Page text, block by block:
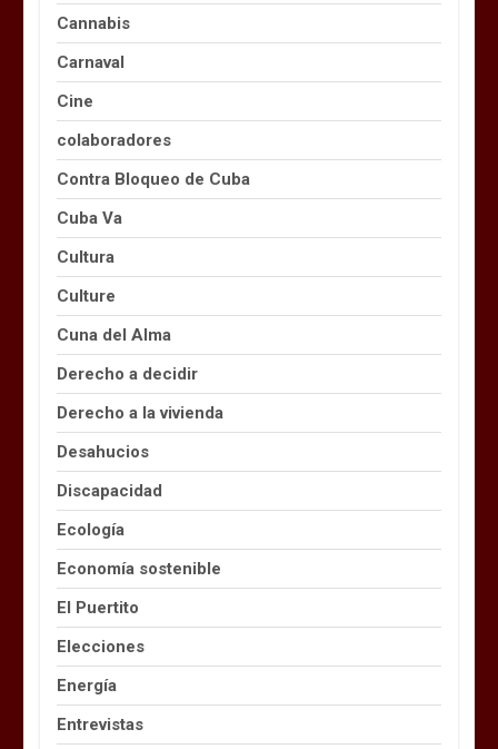
Cannabis
Carnaval
Cine
colaboradores
Contra Bloqueo de Cuba
Cuba Va
Cultura
Culture
Cuna del Alma
Derecho a decidir
Derecho a la vivienda
Desahucios
Discapacidad
Ecología
Economía sostenible
El Puertito
Elecciones
Energía
Entrevistas